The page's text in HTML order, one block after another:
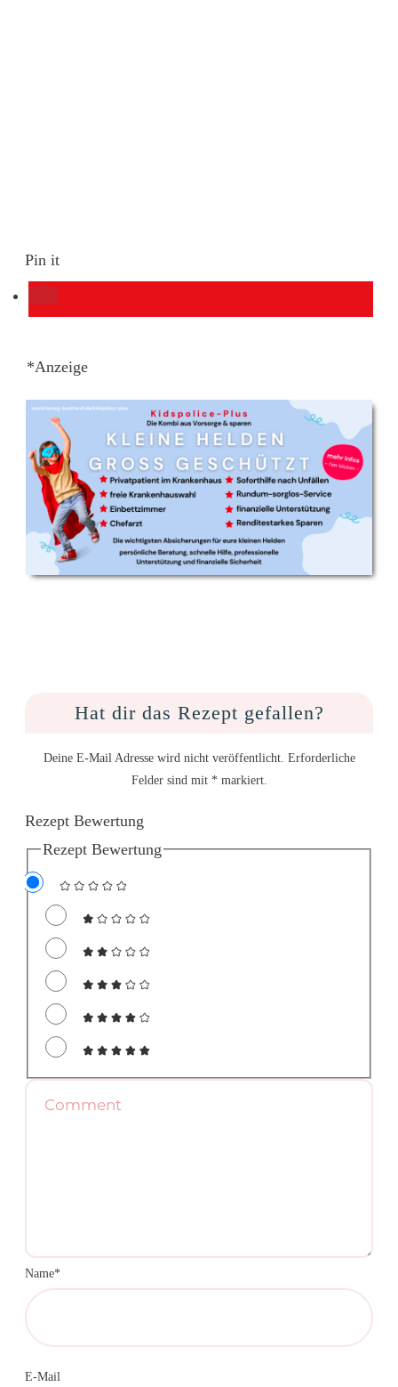
Pin it
*Anzeige
Hat dir das Rezept gefallen?
Deine E-Mail Adresse wird nicht veröffentlicht. Erforderliche
Felder sind mit * markiert.
Rezept Bewertung
Rezept Bewertung
Name*
E-Mail